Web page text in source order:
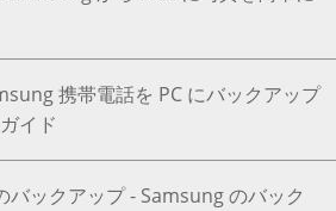
携帯電話を PC にバックアップ
イド
バックアップ - Samsung のバック